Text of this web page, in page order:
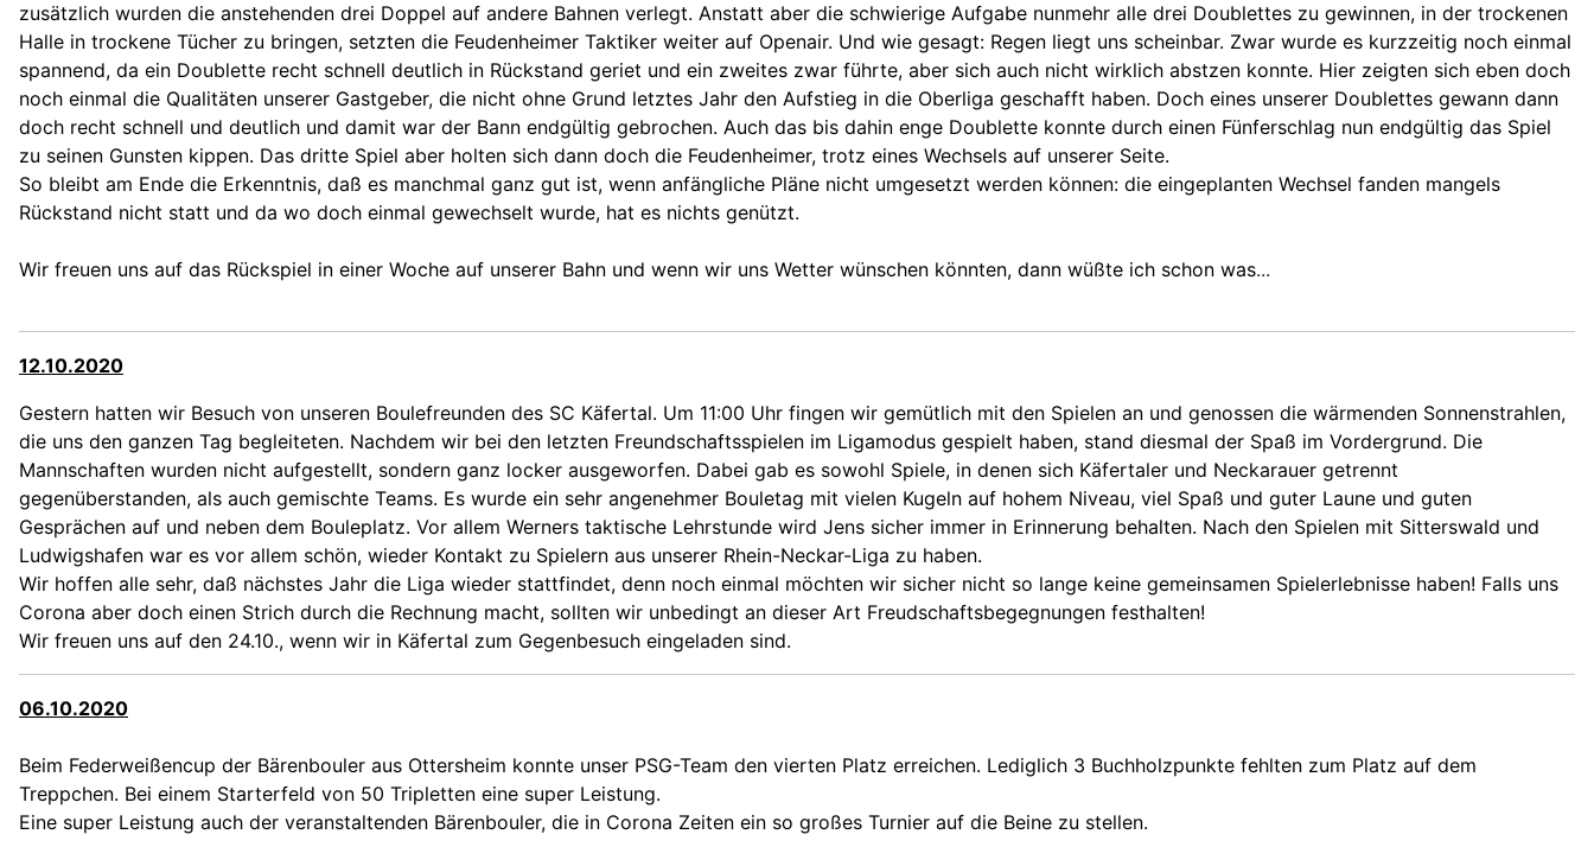
zusätzlich wurden die anstehenden drei Doppel auf andere Bahnen verlegt. Anstatt aber die schwierige Aufgabe nunmehr alle drei Doublettes zu gewinnen, in der trockenen
Halle in trockene Tücher zu bringen, setzten die Feudenheimer Taktiker weiter auf Openair. Und wie gesagt: Regen liegt uns scheinbar. Zwar wurde es kurzzeitig noch einmal
spannend, da ein Doublette recht schnell deutlich in Rückstand geriet und ein zweites zwar führte, aber sich auch nicht wirklich abstzen konnte. Hier zeigten sich eben doch
noch einmal die Qualitäten unserer Gastgeber, die nicht ohne Grund letztes Jahr den Aufstieg in die Oberliga geschafft haben. Doch eines unserer Doublettes gewann dann
doch recht schnell und deutlich und damit war der Bann endgültig gebrochen. Auch das bis dahin enge Doublette konnte durch einen Fünferschlag nun endgültig das Spiel
zu seinen Gunsten kippen. Das dritte Spiel aber holten sich dann doch die Feudenheimer, trotz eines Wechsels auf unserer Seite.
So bleibt am Ende die Erkenntnis, daß es manchmal ganz gut ist, wenn anfängliche Pläne nicht umgesetzt werden können: die eingeplanten Wechsel fanden mangels
Rückstand nicht statt und da wo doch einmal gewechselt wurde, hat es nichts genützt.
Wir freuen uns auf das Rückspiel in einer Woche auf unserer Bahn und wenn wir uns Wetter wünschen könnten, dann wüßte ich schon was...
12.10.2020
Gestern hatten wir Besuch von unseren Boulefreunden des SC Käfertal. Um 11:00 Uhr fingen wir gemütlich mit den Spielen an und genossen die wärmenden Sonnenstrahlen,
die uns den ganzen Tag begleiteten. Nachdem wir bei den letzten Freundschaftsspielen im Ligamodus gespielt haben, stand diesmal der Spaß im Vordergrund. Die
Mannschaften wurden nicht aufgestellt, sondern ganz locker ausgeworfen. Dabei gab es sowohl Spiele, in denen sich Käfertaler und Neckarauer getrennt
gegenüberstanden, als auch gemischte Teams. Es wurde ein sehr angenehmer Bouletag mit vielen Kugeln auf hohem Niveau, viel Spaß und guter Laune und guten
Gesprächen auf und neben dem Bouleplatz. Vor allem Werners taktische Lehrstunde wird Jens sicher immer in Erinnerung behalten. Nach den Spielen mit Sitterswald und
Ludwigshafen war es vor allem schön, wieder Kontakt zu Spielern aus unserer Rhein-Neckar-Liga zu haben.
Wir hoffen alle sehr, daß nächstes Jahr die Liga wieder stattfindet, denn noch einmal möchten wir sicher nicht so lange keine gemeinsamen Spielerlebnisse haben! Falls uns
Corona aber doch einen Strich durch die Rechnung macht, sollten wir unbedingt an dieser Art Freudschaftsbegegnungen festhalten!
Wir freuen uns auf den 24.10., wenn wir in Käfertal zum Gegenbesuch eingeladen sind.
06.10.2020
Beim Federweißencup der Bärenbouler aus Ottersheim konnte unser PSG-Team den vierten Platz erreichen. Lediglich 3 Buchholzpunkte fehlten zum Platz auf dem
Treppchen. Bei einem Starterfeld von 50 Tripletten eine super Leistung.
Eine super Leistung auch der veranstaltenden Bärenbouler, die in Corona Zeiten ein so großes Turnier auf die Beine zu stellen.